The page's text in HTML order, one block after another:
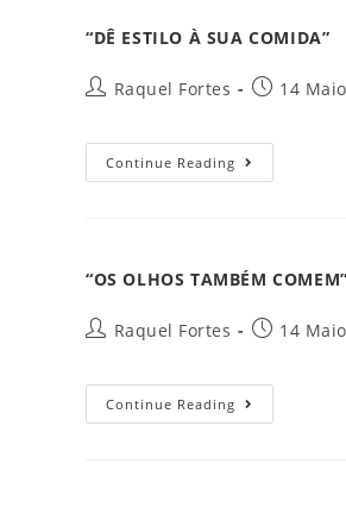
“DÊ ESTILO À SUA COMIDA”
Raquel Fortes 14
Continue Reading
“OS OLHOS TAMBÉM COMEM”
Raquel Fortes 14
Continue Reading